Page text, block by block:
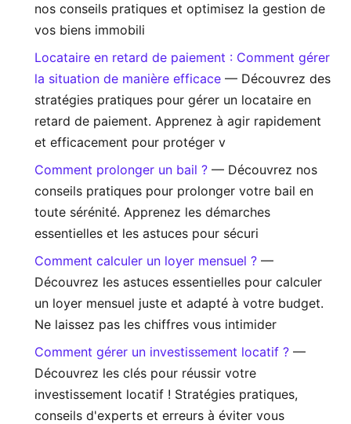
nos conseils pratiques et optimisez la gestion de
vos biens immobili
Locataire en retard de paiement : Comment gérer
la situation de manière efficace — Découvrez des
stratégies pratiques pour gérer un locataire en
retard de paiement. Apprenez à agir rapidement
et efficacement pour protéger v
Comment prolonger un bail ? — Découvrez nos
conseils pratiques pour prolonger votre bail en
toute sérénité. Apprenez les démarches
essentielles et les astuces pour sécuri
Comment calculer un loyer mensuel ? —
Découvrez les astuces essentielles pour calculer
un loyer mensuel juste et adapté à votre budget.
Ne laissez pas les chiffres vous intimider
Comment gérer un investissement locatif ? —
Découvrez les clés pour réussir votre
investissement locatif ! Stratégies pratiques,
conseils d'experts et erreurs à éviter vous